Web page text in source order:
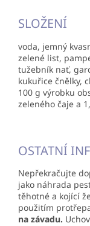
SLOŽENÍ
voda, jemný
zelené list,
tužebník nať,
kukuřice čnělky,
100 g výrobku
zeleného čaje a
OSTATNÍ
Nepřekračujte
jako náhrada
těhotné a kojící
použitím
na závadu.